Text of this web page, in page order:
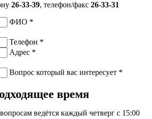
26-33-39, телефон/факс 26-33-31
ФИО *
Телефон *
Адрес *
Вопрос который вас интересует *
время
ведётся каждый четверг с 15:00